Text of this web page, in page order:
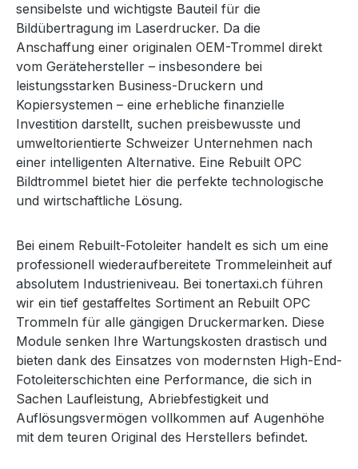
sensibelste und wichtigste Bauteil für die
Bildübertragung im Laserdrucker. Da die
Anschaffung einer originalen OEM-Trommel direkt
vom Gerätehersteller – insbesondere bei
leistungsstarken Business-Druckern und
Kopiersystemen – eine erhebliche finanzielle
Investition darstellt, suchen preisbewusste und
umweltorientierte Schweizer Unternehmen nach
einer intelligenten Alternative. Eine Rebuilt OPC
Bildtrommel bietet hier die perfekte technologische
und wirtschaftliche Lösung.
Bei einem Rebuilt-Fotoleiter handelt es sich um eine
professionell wiederaufbereitete Trommeleinheit auf
absolutem Industrieniveau. Bei tonertaxi.ch führen
wir ein tief gestaffeltes Sortiment an Rebuilt OPC
Trommeln für alle gängigen Druckermarken. Diese
Module senken Ihre Wartungskosten drastisch und
bieten dank des Einsatzes von modernsten High-End-
Fotoleiterschichten eine Performance, die sich in
Sachen Laufleistung, Abriebfestigkeit und
Auflösungsvermögen vollkommen auf Augenhöhe
mit dem teuren Original des Herstellers befindet.